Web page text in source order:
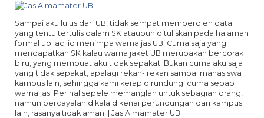
Sampai aku lulus dari UB, tidak sempat memperoleh data
yang tentu tertulis dalam SK ataupun dituliskan pada halaman
formal ub. ac. id menimpa warna jas UB. Cuma saja yang
mendapatkan SK kalau warna jaket UB merupakan bercorak
biru, yang membuat aku tidak sepakat. Bukan cuma aku saja
yang tidak sepakat, apalagi rekan- rekan sampai mahasiswa
kampus lain, sehingga kami kerap dirundungi cuma sebab
warna jas. Perihal sepele memanglah untuk sebagian orang,
namun percayalah dikala dikenai perundungan dari kampus
lain, rasanya tidak aman. | Jas Almamater UB